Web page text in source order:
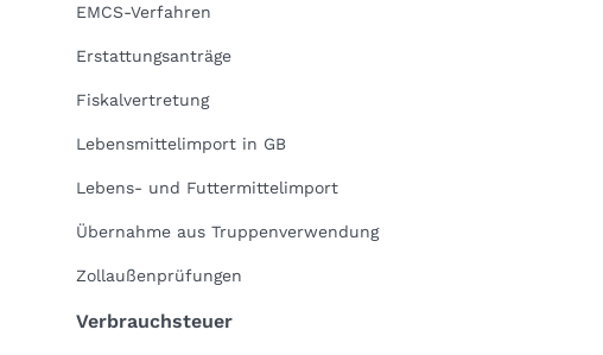
EMCS-Verfahren
Erstattungsanträge
Fiskalvertretung
Lebensmittelimport in GB
Lebens- und Futtermittelimport
Übernahme aus Truppenverwendung
Zollaußenprüfungen
Verbrauchsteuer